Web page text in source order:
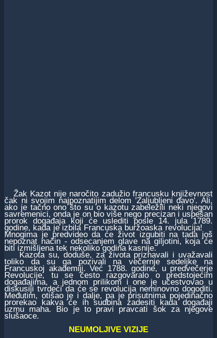
Žak Kazot nije naročito zadužio francusku književnost
čak ni svojim najpoznatijim delom 'Zaljubljeni đavo'. Ali,
ako je tačno ono što su o kazotu zabeležili neki njegovi
savremenici, onda je on bio više nego precizan i uspešan
prorok događaja koji će uslediti posle 14. jula 1789.
godine, kada je izbila Francuska buržoaska revolucija!
Mnogima je predvideo da će život izgubiti na tada još
nepoznat način - odsecanjem glave na giljotini, koja će
biti izmišljena tek nekoliko godina kasnije.
Kazota su, doduše, za života priznavali i uvažavali
toliko da su ga pozivali na večernje sedeljke na
Francuskoj akademiji. Već 1788. godine, u predvečerje
Revolucije, tu se često razgovaralo o predstojećim
događajima, a jednom prilikom i one je učestvovao u
diskusiji tvrdeći da će se revolucija neminovno dogoditi.
Međutim, otišao je i dalje, pa je prisutnima pojedinačno
prorekao kakva će ih sudbina zadesiti kada događaji
uzmu maha. Bio je to pravi pravcati šok za njegove
slušaoce.
NEUMOLJIVE VIZIJE